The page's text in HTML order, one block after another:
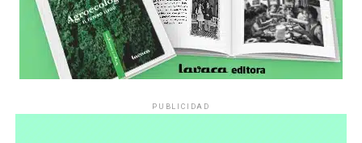
PUBLICIDAD